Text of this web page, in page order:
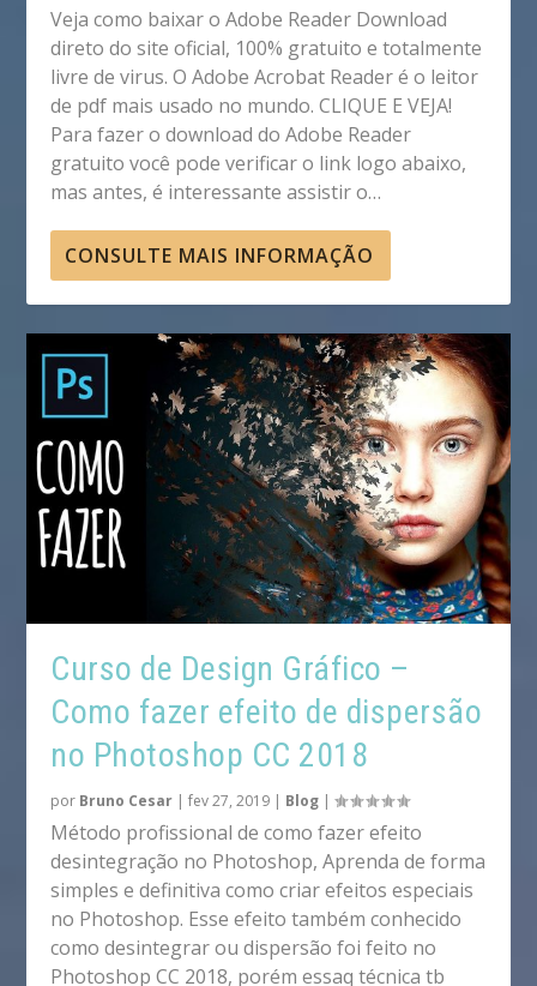
Veja como baixar o Adobe Reader Download
direto do site oficial, 100% gratuito e totalmente
livre de virus. O Adobe Acrobat Reader é o leitor
de pdf mais usado no mundo. CLIQUE E VEJA!
Para fazer o download do Adobe Reader
gratuito você pode verificar o link logo abaixo,
mas antes, é interessante assistir o…
CONSULTE MAIS INFORMAÇÃO
Curso de Design Gráfico –
Como fazer efeito de dispersão
no Photoshop CC 2018
por Bruno Cesar |fev 27, 2019 | Blog |
Método profissional de como fazer efeito
desintegração no Photoshop, Aprenda de forma
simples e definitiva como criar efeitos especiais
no Photoshop. Esse efeito também conhecido
como desintegrar ou dispersão foi feito no
Photoshop CC 2018, porém essaq técnica tb